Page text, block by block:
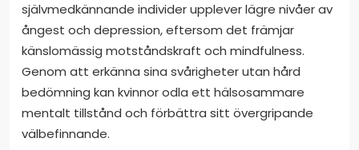
självmedkännande individer upplever lägre nivåer av
ångest och depression, eftersom det främjar
känslomässig motståndskraft och mindfulness.
Genom att erkänna sina svårigheter utan hård
bedömning kan kvinnor odla ett hälsosammare
mentalt tillstånd och förbättra sitt övergripande
välbefinnande.